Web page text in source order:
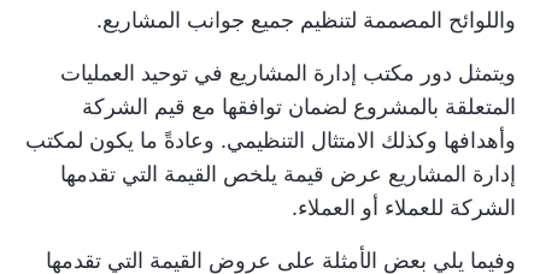
واللوائح المصممة لتنظيم جميع جوانب المشاريع.
ويتمثل دور مكتب إدارة المشاريع في توحيد العمليات
المتعلقة بالمشروع لضمان توافقها مع قيم الشركة
وأهدافها وكذلك الامتثال التنظيمي. وعادةً ما يكون لمكتب
إدارة المشاريع عرض قيمة يلخص القيمة التي تقدمها
الشركة للعملاء أو العملاء.
وفيما يلي بعض الأمثلة على عروض القيمة التي تقدمها